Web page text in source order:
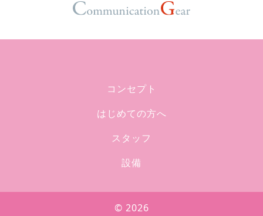
コンセプト
はじめての方へ
スタッフ
設備
© 2026